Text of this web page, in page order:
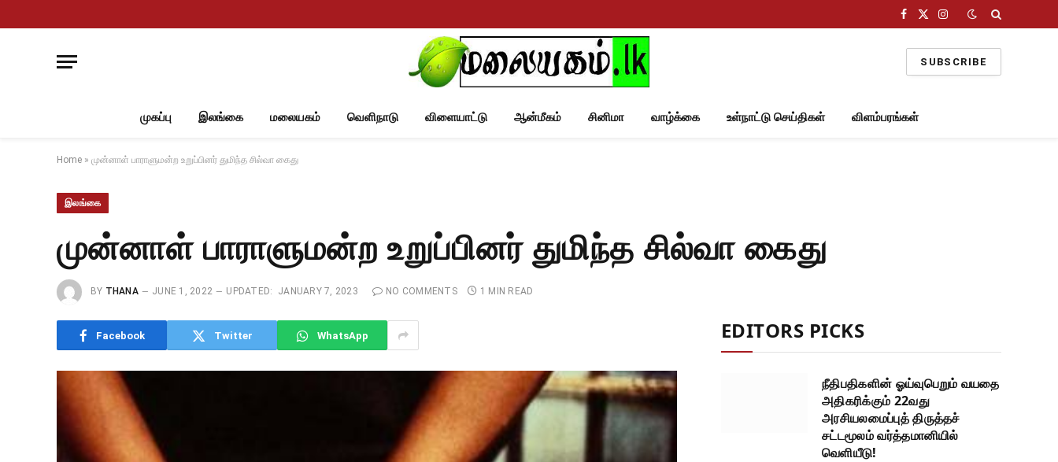
Facebook
X
Instagram
SUBSCRIBE
முகப்பு இலங்கை மலையகம் வெளிநாடு விளையாட்டு ஆன்மீகம் சினிமா வாழ்க்கை உள்நாட்டு செய்திகள் விளம்பரங்கள்
Home » முன்னாள் பாராளுமன்ற உறுப்பினர் துமிந்த சில்வா கைது
இலங்கை
முன்னாள் பாராளுமன்ற உறுப்பினர் துமிந்த சில்வா கைது
BY THANA JUNE 1, 2022 UPDATED: JANUARY 7, 2023 NO COMMENTS 1 MIN READ
Facebook Twitter WhatsApp EDITORS PICKS
நீதிபதிகளின் ஓய்வுபெறும் வயதை
அதிகரிக்கும் 22வது
அரசியலமைப்புத் திருத்தச்
சட்டமூலம் வர்த்தமானியில்
வெளியீடு!